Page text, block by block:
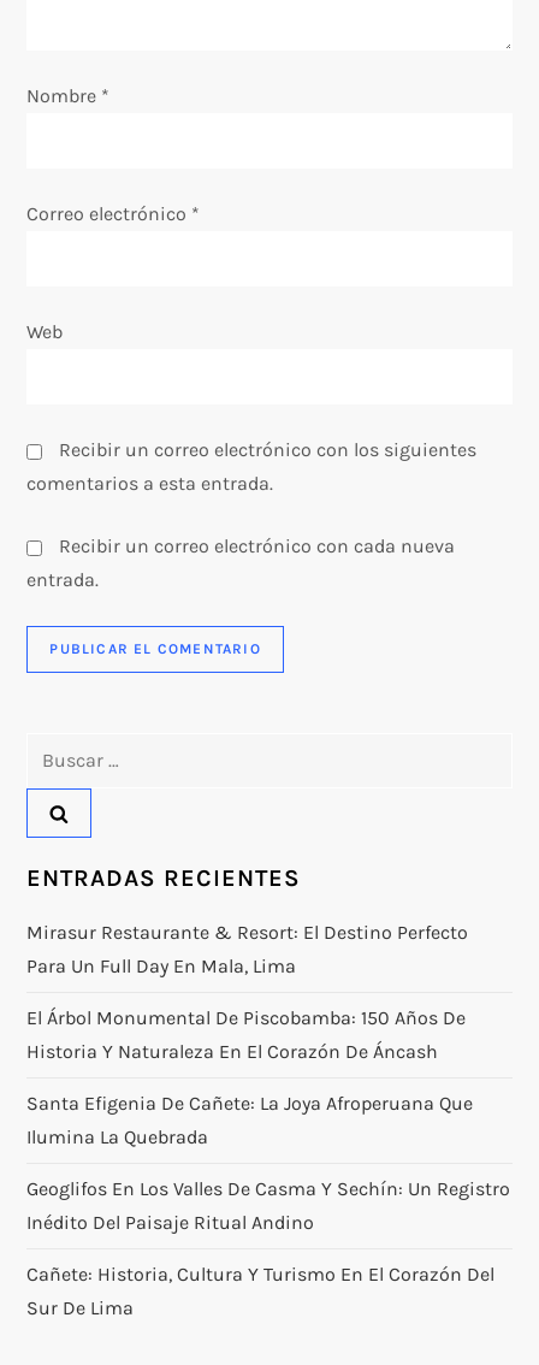
n
r
d
s
Nombre *
Correo electrónico *
Web
Recibir un correo electrónico con los siguientes
comentarios a esta entrada.
Recibir un correo electrónico con cada nueva
entrada.
ENTRADAS RECIENTES
Mirasur Restaurante & Resort: El Destino Perfecto
Para Un Full Day En Mala, Lima
El Árbol Monumental De Piscobamba: 150 Años De
Historia Y Naturaleza En El Corazón De Áncash
Santa Efigenia De Cañete: La Joya Afroperuana Que
Ilumina La Quebrada
Geoglifos En Los Valles De Casma Y Sechín: Un Registro
Inédito Del Paisaje Ritual Andino
Cañete: Historia, Cultura Y Turismo En El Corazón Del
Sur De Lima